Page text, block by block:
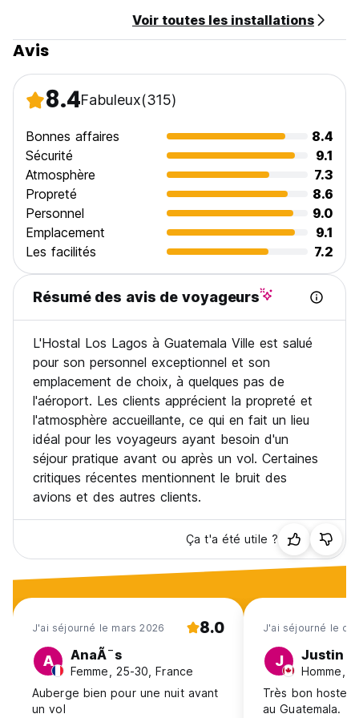
Voir toutes les installations
Avis
8.4Fabuleux(315)
Bonnes affaires
8.4
Sécurité
9.1
Atmosphère
7.3
Propreté
8.6
Personnel
9.0
Emplacement
9.1
Les facilités
7.2
Résumé des avis de voyageurs
L'Hostal Los Lagos à Guatemala Ville est salué
pour son personnel exceptionnel et son
emplacement de choix, à quelques pas de
l'aéroport. Les clients apprécient la propreté et
l'atmosphère accueillante, ce qui en fait un lieu
idéal pour les voyageurs ayant besoin d'un
séjour pratique avant ou après un vol. Certaines
critiques récentes mentionnent le bruit des
avions et des autres clients.
Ça t'a été utile ?
J'ai séjourné le mars 2026 8.0
A AnaÃ¯s
Femme, 25-30, France
Auberge bien pour une nuit avant
un vol
J'ai séjourné le
J Justin
Homme,
Très bon hostel
au Guatemala.